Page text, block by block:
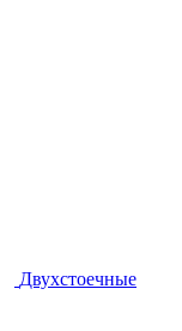
Двухстоечные